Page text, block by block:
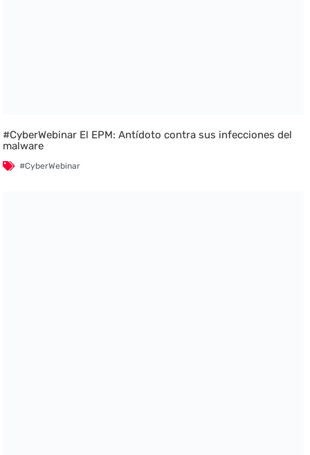
#CyberWebinar El EPM: Antídoto contra sus infecciones del
malware
#CyberWebinar